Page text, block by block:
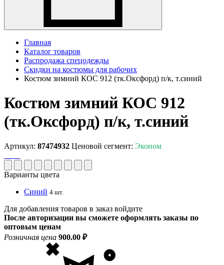
Главная
Каталог товаров
Распродажа спецодежды
Скидки на костюмы для рабочих
Костюм зимний КОС 912 (тк.Оксфорд) п/к, т.синий
Костюм зимний КОС 912
(тк.Оксфорд) п/к, т.синий
Артикул: 87474932 Ценовой сегмент: Эконом
Варианты цвета
Синий 4 шт.
Для добавления товаров в заказ войдите
После авторизации вы сможете оформлять заказы по
оптовым ценам
Розничная цена 900.00 ₽